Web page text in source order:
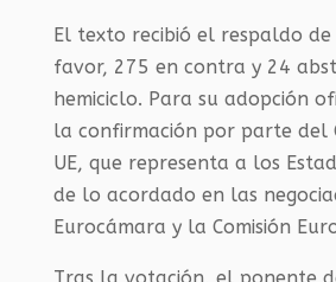
El texto recibió el respaldo
favor, 275 en contra y 24
hemiciclo. Para su adopción
la confirmación por parte del
UE, que representa a los
de lo acordado en las
Eurocámara y la Comisión
Tras la votación, el ponente